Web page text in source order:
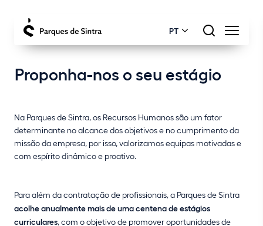
PT
Proponha-nos o seu estágio
Na Parques de Sintra, os Recursos Humanos são um fator
determinante no alcance dos objetivos e no cumprimento da
missão da empresa, por isso, valorizamos equipas motivadas e
com espírito dinâmico e proativo.
Para além da contratação de profissionais, a Parques de Sintra
acolhe anualmente mais de uma centena de estágios
curriculares, com o objetivo de promover oportunidades de